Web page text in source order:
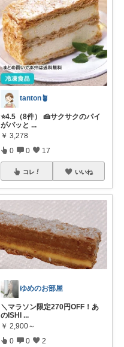
tanton🪴
⭐4.5（8件） 🍰サクサクのパイ
がパッと ...
￥ 3,278
0 0 17
コレ いいね
ゆめのお部屋
＼マラソン限定270円OFF！あ
のISHI ...
￥ 2,900～
0 0 2